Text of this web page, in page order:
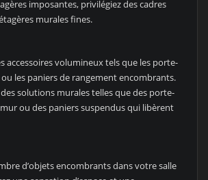
imposantes, privilégiez des cadres
murales fines.
accessoires volumineux tels que les porte-
les paniers de rangement encombrants.
solutions murales telles que des porte-
ou des paniers suspendus qui libèrent
d’objets encombrants dans votre salle